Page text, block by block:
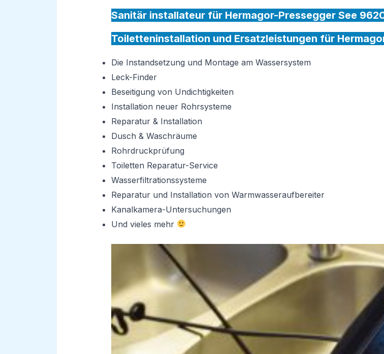
Sanitär installateur für Hermagor-Pressegger See
Toiletteninstallation und Ersatzleistungen für
Die Instandsetzung und Montage am Wassersystem
Leck-Finder
Beseitigung von Undichtigkeiten
Installation neuer Rohrsysteme
Reparatur & Installation
Dusch & Waschräume
Rohrdruckprüfung
Toiletten Reparatur-Service
Wasserfiltrationssysteme
Reparatur und Installation von Warmwasseraufbereiter
Kanalkamera-Untersuchungen
Und vieles mehr